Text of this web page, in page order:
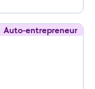
Auto-entrepreneur